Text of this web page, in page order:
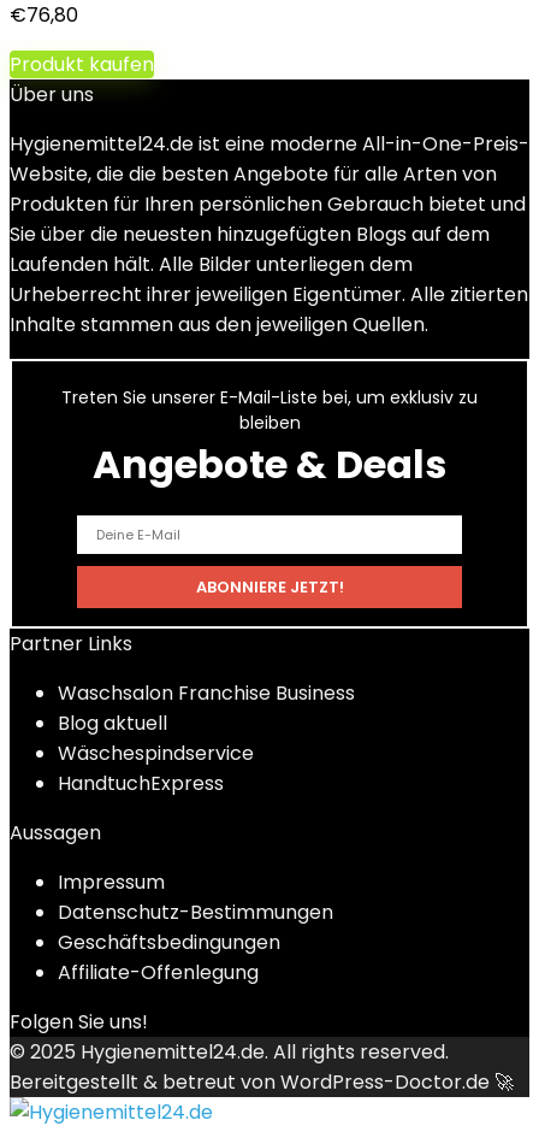
€76,80
Produkt kaufen
Über uns
Hygienemittel24.de ist eine moderne All-in-One-Preis-
Website, die die besten Angebote für alle Arten von
Produkten für Ihren persönlichen Gebrauch bietet und
Sie über die neuesten hinzugefügten Blogs auf dem
Laufenden hält. Alle Bilder unterliegen dem
Urheberrecht ihrer jeweiligen Eigentümer. Alle zitierten
Inhalte stammen aus den jeweiligen Quellen.
Treten Sie unserer E-Mail-Liste bei, um exklusiv zu
bleiben
Angebote & Deals
Partner Links
Waschsalon Franchise Business
Blog aktuell
Wäschespindservice
HandtuchExpress
Aussagen
Impressum
Datenschutz-Bestimmungen
Geschäftsbedingungen
Affiliate-Offenlegung
Folgen Sie uns!
© 2025 Hygienemittel24.de. All rights reserved.
Bereitgestellt & betreut vonWordPress-Doctor.de 🚀